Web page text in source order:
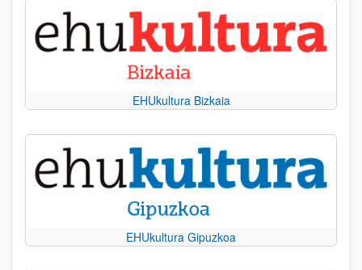
EHUkultura Bizkaia
EHUkultura Gipuzkoa